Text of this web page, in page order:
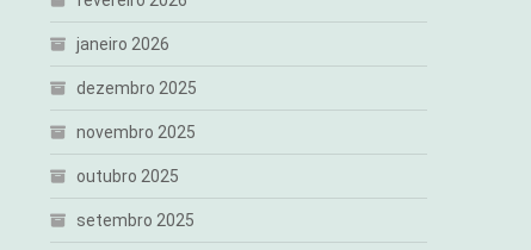
janeiro 2026
dezembro 2025
novembro 2025
outubro 2025
setembro 2025